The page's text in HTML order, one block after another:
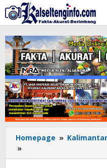
Lewati
ke
konten
Homepage »
»
Ma’aruf